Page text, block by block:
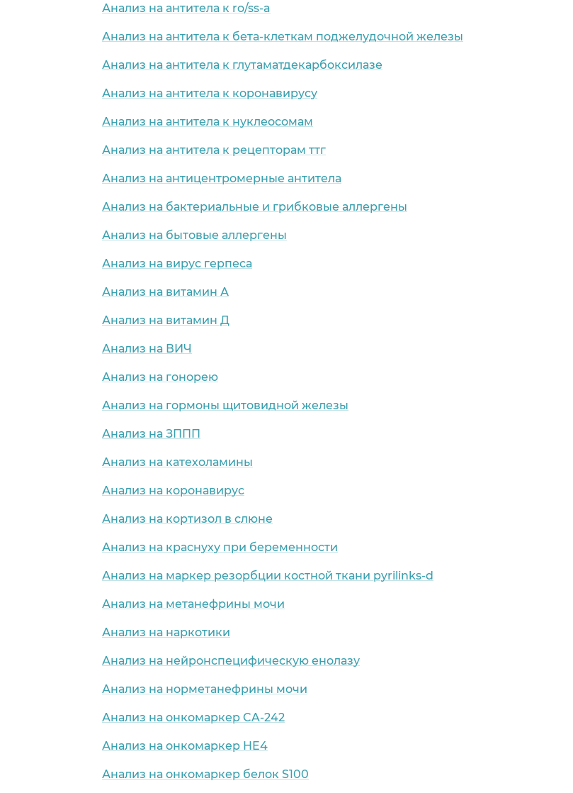
Анализ на антитела к ro/ss-a
Анализ на антитела к бета-клеткам поджелудочной железы
Анализ на антитела к глутаматдекарбоксилазе
Анализ на антитела к коронавирусу
Анализ на антитела к нуклеосомам
Анализ на антитела к рецепторам ттг
Анализ на антицентромерные антитела
Анализ на бактериальные и грибковые аллергены
Анализ на бытовые аллергены
Анализ на вирус герпеса
Анализ на витамин А
Анализ на витамин Д
Анализ на ВИЧ
Анализ на гонорею
Анализ на гормоны щитовидной железы
Анализ на ЗППП
Анализ на катехоламины
Анализ на коронавирус
Анализ на кортизол в слюне
Анализ на краснуху при беременности
Анализ на маркер резорбции костной ткани pyrilinks-d
Анализ на метанефрины мочи
Анализ на наркотики
Анализ на нейронспецифическую енолазу
Анализ на норметанефрины мочи
Анализ на онкомаркер CA-242
Анализ на онкомаркер HE4
Анализ на онкомаркер белок S100